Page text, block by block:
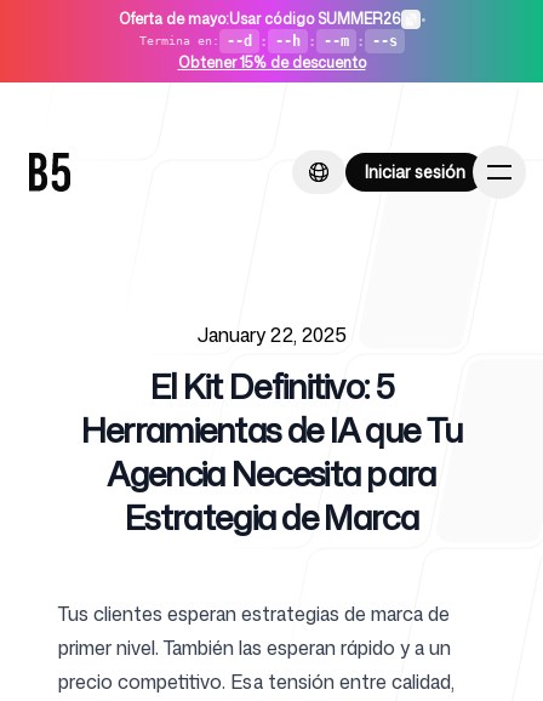
Oferta de mayo:Usar código SUMMER26 •
Termina en : --d : --h : --m : --s
Obtener 15% de descuento
Iniciar sesión
Iniciar sesión
Para startups
Para agencias
January 22, 2025
El Kit Definitivo: 5
Herramientas de IA que Tu
Agencia Necesita para
Estrategia de Marca
Tus clientes esperan estrategias de marca de
primer nivel. También las esperan rápido y a un
precio competitivo. Esa tensión entre calidad,